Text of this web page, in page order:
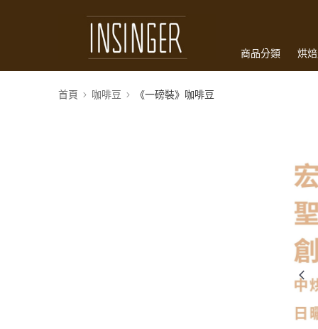
商品分類 烘
首頁 咖啡豆 《一磅裝》咖啡豆